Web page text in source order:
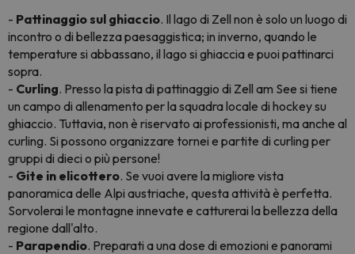
- Pattinaggio sul ghiaccio. Il lago di Zell non è solo un luogo di
incontro o di bellezza paesaggistica; in inverno, quando le
temperature si abbassano, il lago si ghiaccia e puoi pattinarci
sopra.
- Curling. Presso la pista di pattinaggio di Zell am See si tiene
un campo di allenamento per la squadra locale di hockey su
ghiaccio. Tuttavia, non è riservato ai professionisti, ma anche al
curling. Si possono organizzare tornei e partite di curling per
gruppi di dieci o più persone!
- Gite in elicottero. Se vuoi avere la migliore vista
panoramica delle Alpi austriache, questa attività è perfetta.
Sorvolerai le montagne innevate e catturerai la bellezza della
regione dall'alto.
- Parapendio. Preparati a una dose di emozioni e panorami